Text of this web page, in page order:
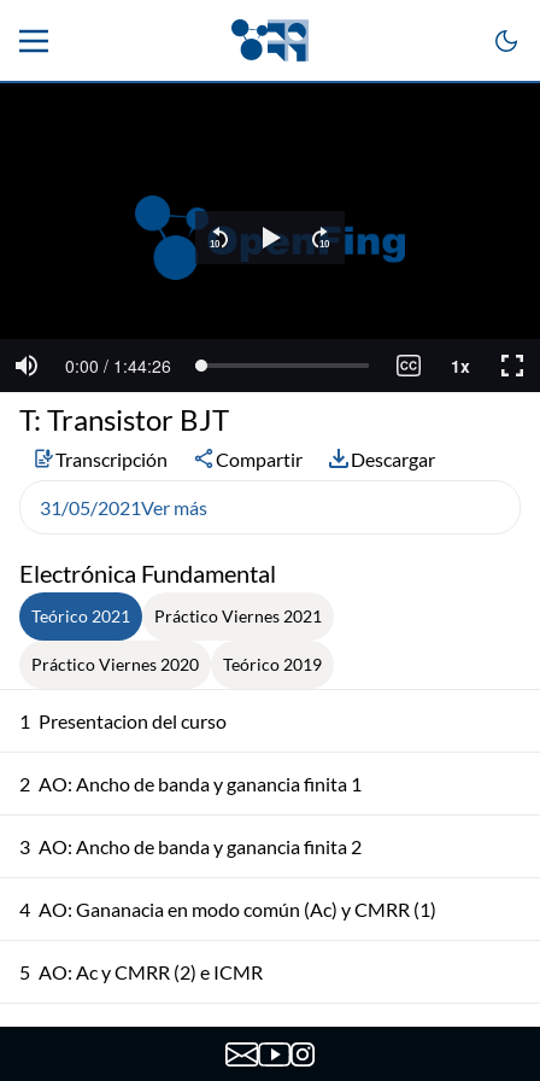
Electrónica Fundamental
Teórico 2021 Práctico Viernes 2021
Práctico Viernes 2020 Teórico 2019
1 Presentacion del curso
2 AO: Ancho de banda y ganancia finita 1
3 AO: Ancho de banda y ganancia finita 2
4 AO: Gananacia en modo común (Ac) y CMRR (1)
5 AO: Ac y CMRR (2) e ICMR
AO: No idealidades DC, Integrador, Excursión de Salida y
T: Transistor BJT
Transcripción Compartir Descargar
31/05/2021Ver más